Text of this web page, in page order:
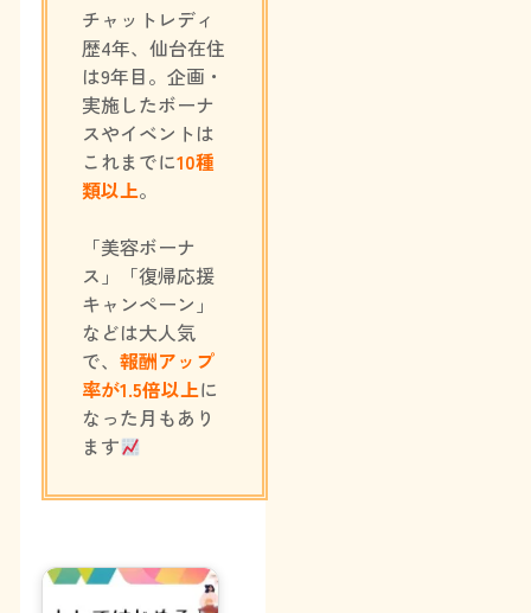
チャットレディ
歴4年、仙台在住
は9年目。企画・
実施したボーナ
スやイベントは
これまでに10種
類以上。
「美容ボーナ
ス」「復帰応援
キャンペーン」
などは大人気
で、 報酬アップ
率が1.5倍以上に
なった月もあり
ます